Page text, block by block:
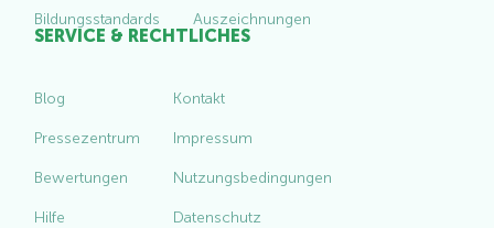
Bildungsstandards Auszeichnungen
SERVICE & RECHTLICHES
Blog
Pressezentrum
Bewertungen
Hilfe
Kontakt
Impressum
Nutzungsbedingungen
Datenschutz